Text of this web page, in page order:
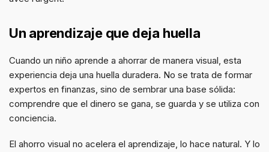
Un aprendizaje que deja huella
Cuando un niño aprende a ahorrar de manera visual, esta
experiencia deja una huella duradera. No se trata de formar
expertos en finanzas, sino de sembrar una base sólida:
comprendre que el dinero se gana, se guarda y se utiliza con
conciencia.
El ahorro visual no acelera el aprendizaje, lo hace natural. Y lo